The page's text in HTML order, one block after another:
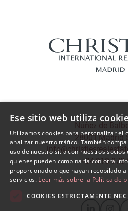
Núñez de
28001 Madrid
+34 910 970
Ese sitio web utiliza
Utilizamos cookies para personalizar el
analizar nuestro tráfico. También
uso de nuestro sitio con nuestros socios
quienes pueden combinarla con otra
proporcionado o que hayan recopilado
servicios. Leer más sobre la Política de
COOKIES ESTRICTAMENTE